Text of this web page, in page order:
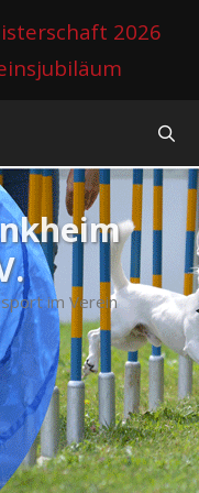
2026
im Verein